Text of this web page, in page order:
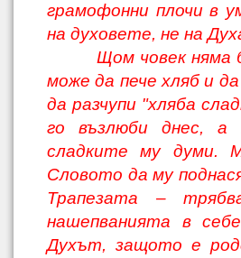
грамофонни плочи в
на духовете, не на
Щом човек няма
може да пече хляб и
да разчупи "хляба
го възлюби днес,
сладките му
Словото да му
Трапезата –
нашепванията в
Духът, защото е